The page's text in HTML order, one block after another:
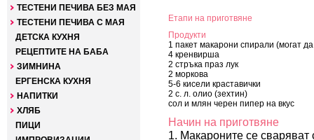
ТЕСТЕНИ ПЕЧИВА БЕЗ МАЯ
ТЕСТЕНИ ПЕЧИВА С МАЯ
ДЕТСКА КУХНЯ
РЕЦЕПТИТЕ НА БАБА
ЗИМНИНА
ЕРГЕНСКА КУХНЯ
НАПИТКИ
ХЛЯБ
ПИЦИ
Етапи на приготвяне
Продукти
1 пакет макарони спирали (могат
4 кренвирша
2 стръка праз лук
2 моркова
5-6 кисели краставички
2 с. л. олио (зехтин)
сол и млян черен пипер на вкус
Начин на приготвяне
1. Макароните се сваряват